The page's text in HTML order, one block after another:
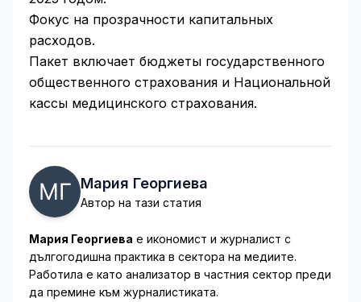
Фокус на прозрачности капитальных
расходов.
Пакет включает бюджеты государственного
общественного страхования и Национальной
кассы медицинского страхования.
Мария Георгиева
Автор на тази статия
Мария Георгиева е икономист и журналист с
дългогодишна практика в сектора на медиите.
Работила е като анализатор в частния сектор преди
да премине към журналистиката.